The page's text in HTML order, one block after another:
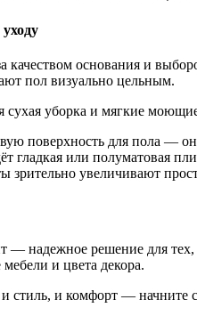
качеством основания и
пол визуально цельным.
сухая уборка и мягкие
поверхность для пола —
гладкая или полуматовая
зрительно увеличивают
— надежное решение для тех,
и цвета декора.
стиль, и комфорт — начните